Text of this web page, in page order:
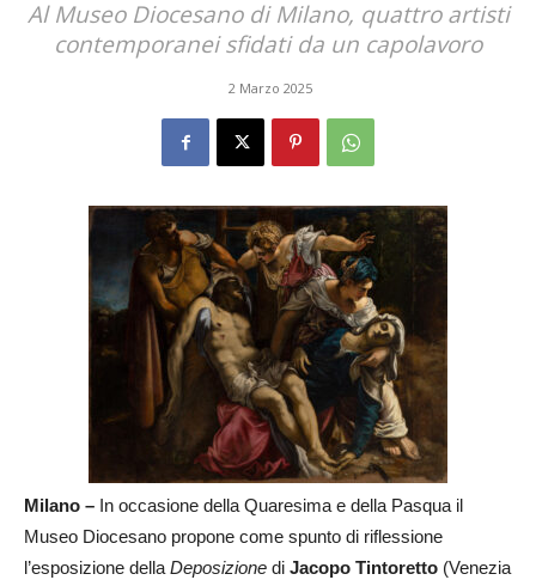
Al Museo Diocesano di Milano, quattro artisti
contemporanei sfidati da un capolavoro
2 Marzo 2025
Milano – In occasione della Quaresima e della Pasqua il
Museo Diocesano propone come spunto di riflessione
l’esposizione della Deposizione di Jacopo Tintoretto (Venezia